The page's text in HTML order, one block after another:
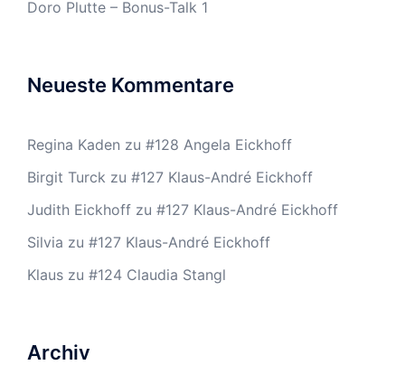
Doro Plutte – Bonus-Talk 1
Neueste Kommentare
Regina Kaden zu #128 Angela Eickhoff
Birgit Turck zu #127 Klaus-André Eickhoff
Judith Eickhoff zu #127 Klaus-André Eickhoff
Silvia zu #127 Klaus-André Eickhoff
Klaus zu #124 Claudia Stangl
Archiv